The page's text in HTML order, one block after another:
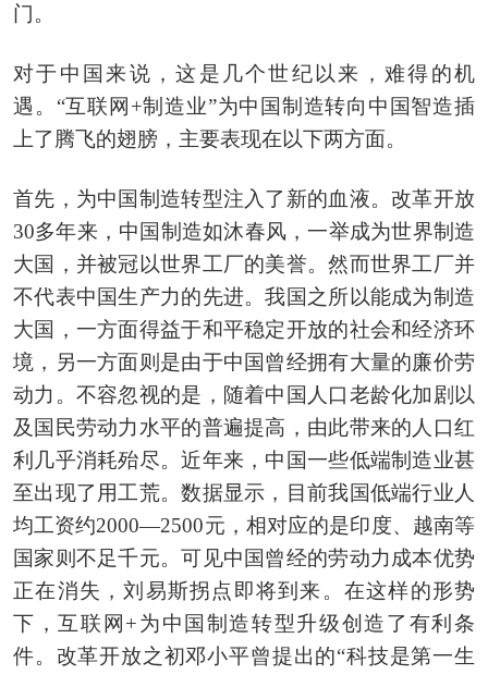
门。
对于中国来说，这是几个世纪以来，难得的机
遇。“互联网+制造业”为中国制造转向中国智造插
上了腾飞的翅膀，主要表现在以下两方面。
首先，为中国制造转型注入了新的血液。改革开放
30多年来，中国制造如沐春风，一举成为世界制造
大国，并被冠以世界工厂的美誉。然而世界工厂并
不代表中国生产力的先进。我国之所以能成为制造
大国，一方面得益于和平稳定开放的社会和经济环
境，另一方面则是由于中国曾经拥有大量的廉价劳
动力。不容忽视的是，随着中国人口老龄化加剧以
及国民劳动力水平的普遍提高，由此带来的人口红
利几乎消耗殆尽。近年来，中国一些低端制造业甚
至出现了用工荒。数据显示，目前我国低端行业人
均工资约2000—2500元，相对应的是印度、越南等
国家则不足千元。可见中国曾经的劳动力成本优势
正在消失，刘易斯拐点即将到来。在这样的形势
下，互联网+为中国制造转型升级创造了有利条
件。改革开放之初邓小平曾提出的“科技是第一生